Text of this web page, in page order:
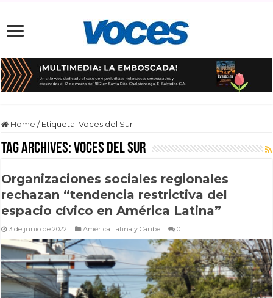
Home / Etiqueta:Voces del Sur
Tag Archives:Voces del Sur
Organizaciones sociales regionales
rechazan “tendencia restrictiva del
espacio cívico en América Latina”
3 de junio de 2022 América Latina y Caribe 0